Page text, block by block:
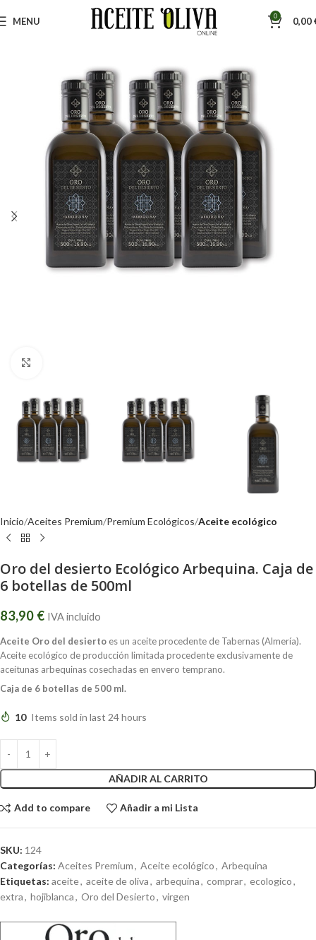
MENU 0 0,00
Inicio Aceites Premium Premium Ecológicos Aceite ecológico
Oro del desierto Ecológico Arbequina. Caja de
6 botellas de 500ml
83,90 € IVA incluido
Aceite Oro del desierto es un aceite procedente de Tabernas (Almería).
Aceite ecológico de producción limitada procedente exclusivamente de
aceitunas arbequinas cosechadas en envero temprano.
Caja de 6 botellas de 500 ml.
10 Items sold in last 24 hours
AÑADIR AL CARRITO
Add to compare Añadir a mi Lista
SKU: 124
Categorías: Aceites Premium, Aceite ecológico, Arbequina
Etiquetas: aceite, aceite de oliva, arbequina, comprar, ecologico,
extra, hojiblanca, Oro del Desierto, virgen